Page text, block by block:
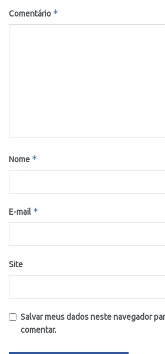
Comentário *
Nome *
E-mail *
Site
Salvar meus dados neste navegador
comentar.